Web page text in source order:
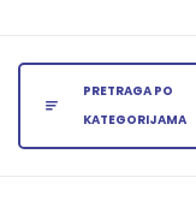
PRETRAGA PO
KATEGORIJAMA